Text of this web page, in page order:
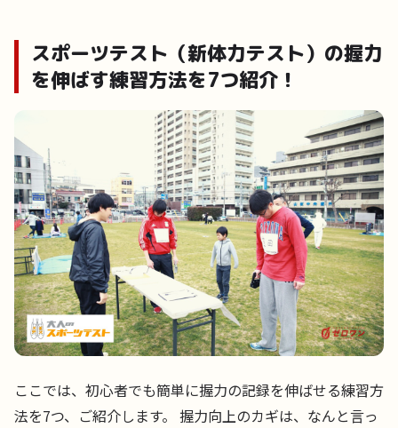
スポーツテスト（新体力テスト）の握力
を伸ばす練習方法を7つ紹介！
ここでは、初心者でも簡単に握力の記録を伸ばせる練習方
法を7つ、ご紹介します。 握力向上のカギは、なんと言っ